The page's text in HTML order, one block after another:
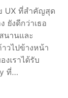
UX ที่สำคัญสุด
ยังดีกว่าเธอ
นานและ
วไปข้างหน้า
งเราได้รับ
ที่…